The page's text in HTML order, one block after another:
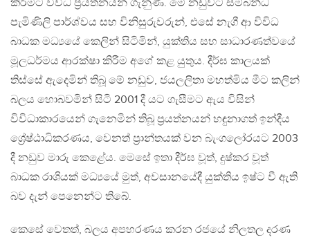
කිරීමට විවිධ ප‍්‍රයත්නයන් ගැනුණි. මේ නඩුවට සම්බන්ධ
පැමිණිලි පාර්ශ්වය සහ විනිසුරුවරුන්, එසේ නැගී ආ විවිධ
බාධක මධ්‍යයේ කෙලින් සිටිමින්, යුක්තිය සහ සාධාරණත්වයේ
මූලධර්මය ආරක්ෂා කිරීම අගේ කළ යුතුය. දීර්ඝ කාලයක්
තිස්සේ ඇදෙමින් තිබූ මේ නඩුව, ජයලලිතා මහත්මිය මීට කලින්
බලය හොබවමින් සිටි 2001 දී යට ගැසීමට ඇය විසින්
විවිධාකාරයෙන් ගැනෙමින් තිබූ ප‍්‍රයත්නයන් හඳුනාගත් ඉන්දීය
ශ්‍රේෂ්ඨාධිකරණය, වෙනත් ප‍්‍රාන්තයක් වන බැංගලෝරයට 2003
දී නඩුව මාරු කෙළේය. මෙසේ ඉතා දීර්ඝ වූත්, දුෂ්කර වූත්
බාධක රාශියක් මධ්‍යයේ මුත්, අවසානයේදී යුක්තිය ඉෂ්ට වී ඇති
බව දැන් පෙනෙන්ට තිබේ.
කෙසේ වෙතත්, බලය අපහරණය කරන රජයේ නිලතල දරණ